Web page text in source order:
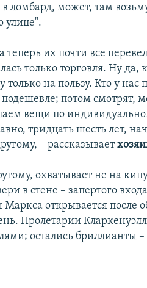
ломбард, может, там
улице".
их почти все
только торговля. Ну да,
на пользу. Кто у нас
потом смотрят,
вещи по
тридцать шесть лет,
– рассказывает
охватывает не на
в стене – запертого
открывается после
Пролетарии
остались бриллианты